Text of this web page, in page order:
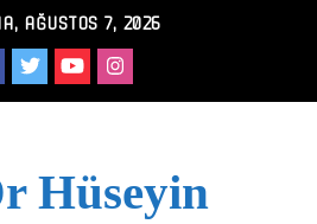
AĞUSTOS 7, 2026
Hüseyin